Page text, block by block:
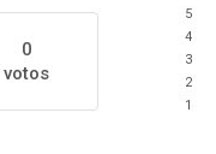
0
votos
5
4
3
2
1